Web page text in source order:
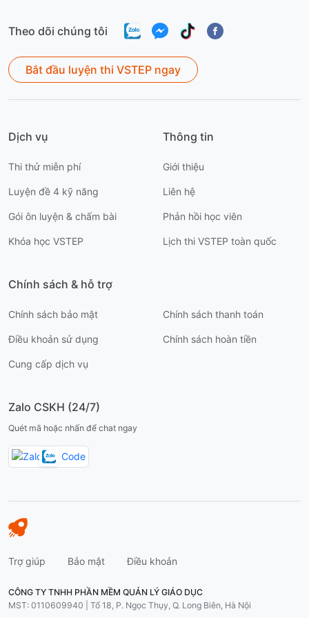
Theo dõi chúng tôi
Bắt đầu luyện thi VSTEP ngay
Dịch vụ
Thi thử miễn phí
Luyện đề 4 kỹ năng
Gói ôn luyện & chấm bài
Khóa học VSTEP
Thông tin
Giới thiệu
Liên hệ
Phản hồi học viên
Lịch thi VSTEP toàn quốc
Chính sách & hỗ trợ
Chính sách bảo mật
Điều khoản sử dụng
Cung cấp dịch vụ
Chính sách thanh toán
Chính sách hoàn tiền
Zalo CSKH (24/7)
Quét mã hoặc nhấn để chat ngay
Trợ giúp Bảo mật Điều khoản
CÔNG TY TNHH PHẦN MỀM QUẢN LÝ GIÁO DỤC
MST: 0110609940 | Tổ 18, P. Ngọc Thụy, Q. Long Biên, Hà Nội